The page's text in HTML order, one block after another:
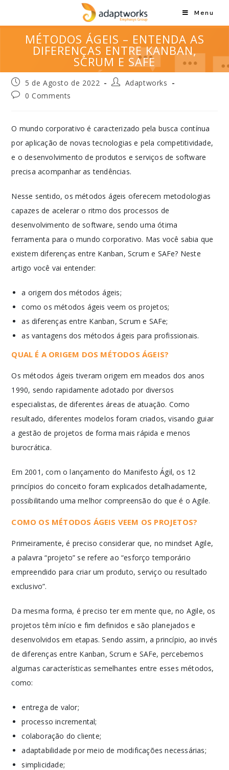
Menu
MÉTODOS ÁGEIS – ENTENDA AS
DIFERENÇAS ENTRE KANBAN,
SCRUM E SAFE
5 de Agosto de 2022
Adaptworks
0 Comments
O mundo corporativo é caracterizado pela busca contínua
por aplicação de novas tecnologias e pela competitividade,
e o desenvolvimento de produtos e serviços de software
precisa acompanhar as tendências.
Nesse sentido, os métodos ágeis oferecem metodologias
capazes de acelerar o ritmo dos processos de
desenvolvimento de software, sendo uma ótima
ferramenta para o mundo corporativo. Mas você sabia que
existem diferenças entre Kanban, Scrum e SAFe? Neste
artigo você vai entender:
a origem dos métodos ágeis;
como os métodos ágeis veem os projetos;
as diferenças entre Kanban, Scrum e SAFe;
as vantagens dos métodos ágeis para profissionais.
QUAL É A ORIGEM DOS MÉTODOS ÁGEIS?
Os métodos ágeis tiveram origem em meados dos anos
1990, sendo rapidamente adotado por diversos
especialistas, de diferentes áreas de atuação. Como
resultado, diferentes modelos foram criados, visando guiar
a gestão de projetos de forma mais rápida e menos
burocrática.
Em 2001, com o lançamento do Manifesto Ágil, os 12
princípios do conceito foram explicados detalhadamente,
possibilitando uma melhor compreensão do que é o Agile.
COMO OS MÉTODOS ÁGEIS VEEM OS PROJETOS?
Primeiramente, é preciso considerar que, no mindset Agile,
a palavra “projeto” se refere ao “esforço temporário
empreendido para criar um produto, serviço ou resultado
exclusivo”.
Da mesma forma, é preciso ter em mente que, no Agile, os
projetos têm início e fim definidos e são planejados e
desenvolvidos em etapas. Sendo assim, a princípio, ao invés
de diferenças entre Kanban, Scrum e SAFe, percebemos
algumas características semelhantes entre esses métodos,
como:
entrega de valor;
processo incremental;
colaboração do cliente;
adaptabilidade por meio de modificações necessárias;
simplicidade;